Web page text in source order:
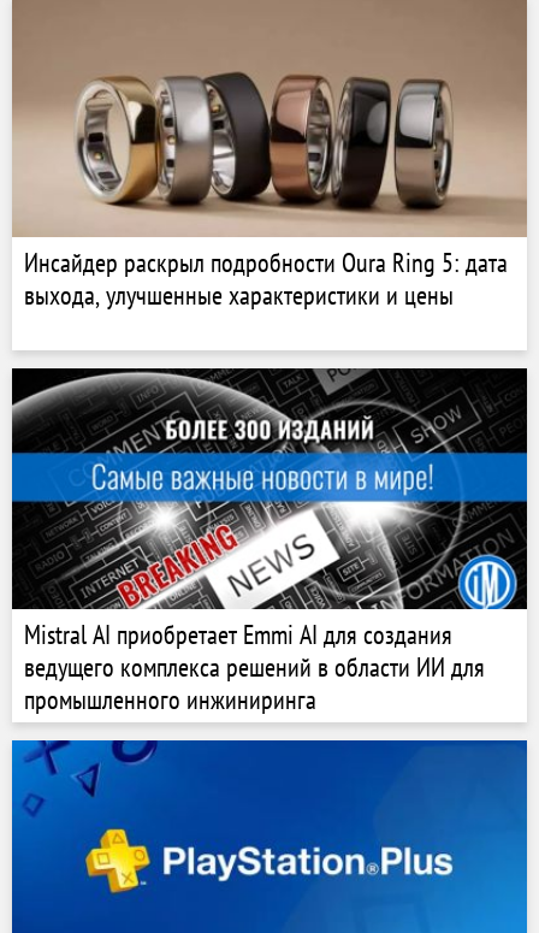
Инсайдер раскрыл подробности Oura Ring 5: дата
выхода, улучшенные характеристики и цены
Mistral AI приобретает Emmi AI для создания
ведущего комплекса решений в области ИИ для
промышленного инжиниринга